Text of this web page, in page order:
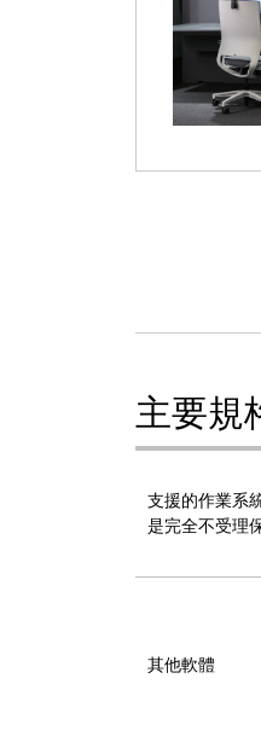
主要規
支援的作業系
是完全不受理
其他軟體